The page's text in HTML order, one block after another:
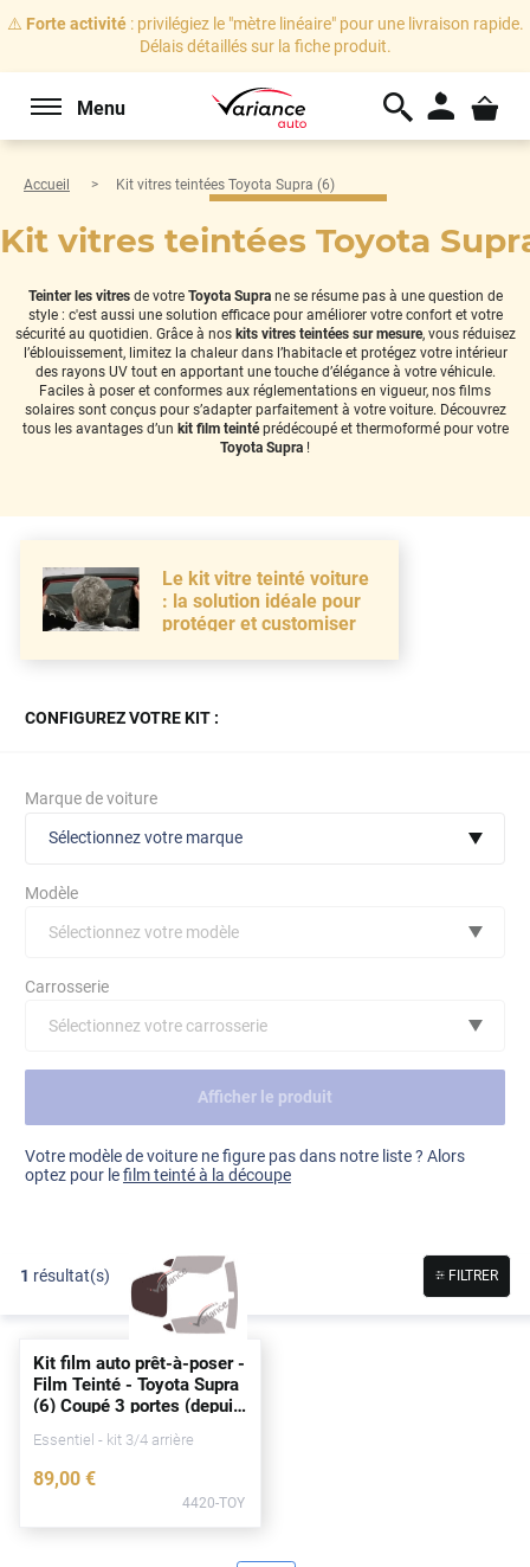
⚠️ Forte activité: privilégiez le "mètre linéaire" pour une livraison rapide.
Délais détaillés sur la fiche produit.
Menu
Accueil Kit vitres teintées Toyota Supra (6)
Kit vitres teintées Toyota
Teinter les vitresde votre Toyota Suprane se résume pas à une question de
style : c'est aussi une solution efficace pour améliorer votre confort et votre
sécurité au quotidien. Grâce à nos kits vitres teintées sur mesure, vous réduisez
l’éblouissement, limitez la chaleur dans l’habitacle et protégez votre intérieur
des rayons UV tout en apportant une touche d’élégance à votre véhicule.
Faciles à poser et conformes aux réglementations en vigueur, nos films
solaires sont conçus pour s’adapter parfaitement à votre voiture. Découvrez
tous les avantages d’un kit film teintéprédécoupé et thermoformé pour votre
Toyota Supra !
Le kit vitre teinté voiture
: la solution idéale pour
protéger et customiser
CONFIGUREZ VOTRE KIT :
Marque de voiture
Sélectionnez votre marque
Ford
Hyundai
Land Rover
Mini
Modèle
Sélectionnez votre modèle
Carrosserie
Sélectionnez votre carrosserie
Voir tout
Afficher le produit
Votre modèle de voiture ne figure pas dans notre liste ? Alors
optez pour lefilm teinté à la découpe
1 résultat(s) FILTRER
Kit film auto prêt-à-poser -
Film Teinté - Toyota Supra
(6) Coupé 3portes (depuis
Essentiel - kit 3/4 arrière
89,00 €
4420-TOY